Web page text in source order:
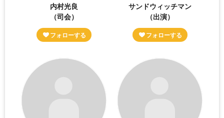
内村光良
（司会）
サンドウィッチマン
（出演）